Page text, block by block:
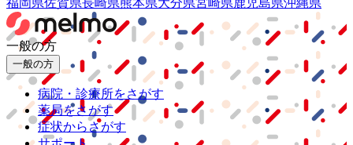
一般の方
一般の方
病院・診療所をさがす
薬局をさがす
症状からさがす